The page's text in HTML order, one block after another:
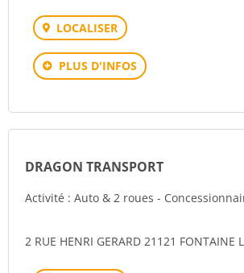
LOCALISER
PLUS D'INFOS
DRAGON TRANSPORT
Activité : Auto & 2 roues -
2 RUE HENRI GERARD 21121 FONTAINE